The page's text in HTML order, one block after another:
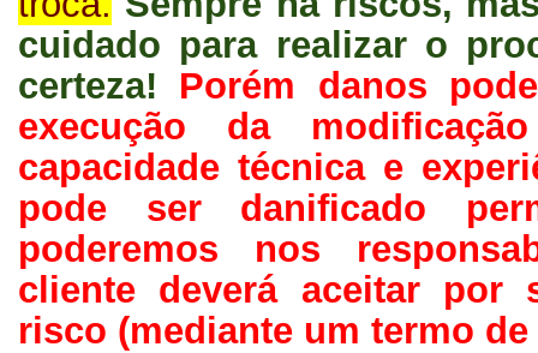
cuidado para realizar o
certeza! Porém danos
execução da
capacidade técnica e
pode ser danificado
poderemos nos
cliente deverá aceitar por
risco (mediante um termo